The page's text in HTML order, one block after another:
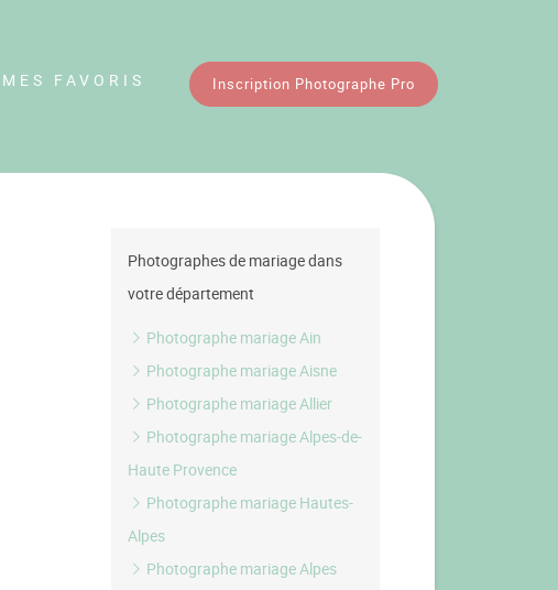
MES FAVORIS Inscription Photographe Pro
Photographes de mariage dans
votre département
Photographe mariage Ain
Photographe mariage Aisne
Photographe mariage Allier
Photographe mariage Alpes-de-
Haute Provence
Photographe mariage Hautes-
Alpes
Photographe mariage Alpes